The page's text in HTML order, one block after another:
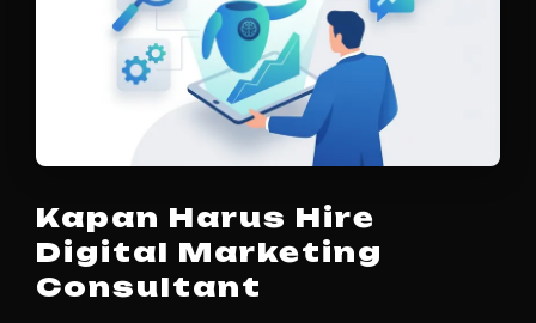
Kapan Harus Hire
Digital Marketing
Consultant